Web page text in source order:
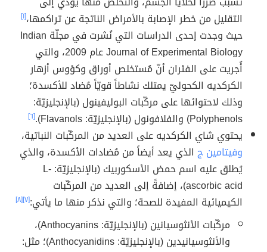
التقليل من خطر الإصابة بالأمراض الناتجة عن تراكمها،[١]
حيث وجدت إحدى الدراسات التي نُشرت في مجلّة Indian
Journal of Experimental Biology عام 2009، والتي
أُجريت على الفئران أنّ مُستخلص أوراق وكؤوس أزهار
الكركديه الكحوليّ يمتلك نشاطاً قويّاً مُضاد للأكسدة؛
وذلك لاحتوائها على مركّبات البوليفينول (بالإنجليزيّة:
Polyphenols) والفلافونول (بالإنجليزيّة: Flavanols).
[٦]
يحتوي شاي الكركديه على العديد من المركّبات النباتية،
وفيتامين جالذي يعد أيضاً من مُضادات الأكسدة، والذي
يُطلق عليه اسم حمض الأسكوربيك (بالإنجليزيّة: L-
ascorbic acid)، إضافةً إلى العديد من المركّبات
الكيميائية المفيدة للصحة؛ والتي نذكر منها ما يأتي:[٧] [٨]
مركّبات الأنثوسيانين (بالإنجليزيّة: Anthocyanins)،
والأنثوسيانيدين (بالإنجليزيّة: Anthocyanidins)؛ مثل: